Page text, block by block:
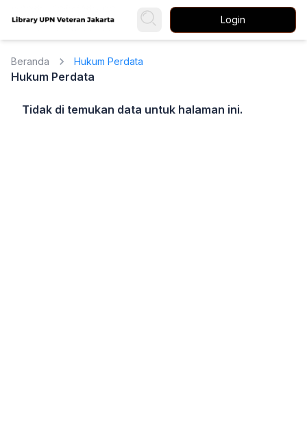
Login
Beranda Hukum Perdata
Hukum Perdata
Tidak di temukan data untuk halaman ini.